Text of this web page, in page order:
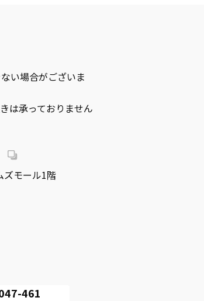
い場合がございま
は承っておりません
ズモール1階
461